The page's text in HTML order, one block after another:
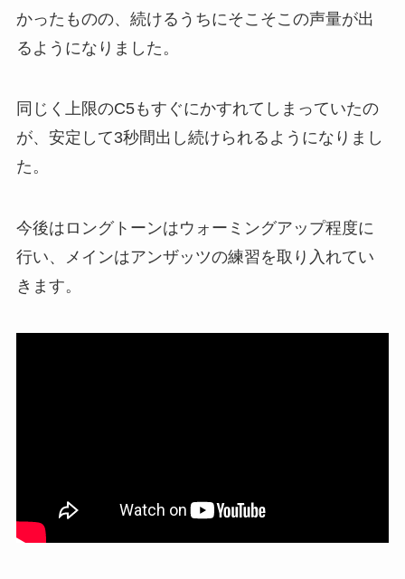
かったものの、続けるうちにそこそこの声量が出
るようになりました。
同じく上限のC5もすぐにかすれてしまっていたの
が、安定して3秒間出し続けられるようになりまし
た。
今後はロングトーンはウォーミングアップ程度に
行い、メインはアンザッツの練習を取り入れてい
きます。